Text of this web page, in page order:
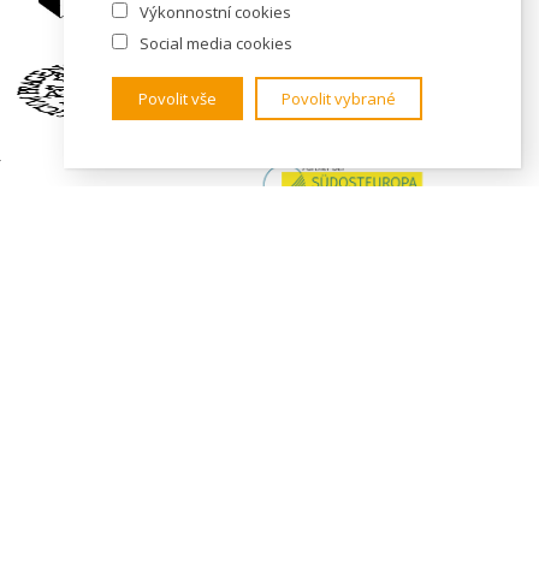
Výkonnostní cookies
Social media cookies
Povolit vše Povolit vybrané